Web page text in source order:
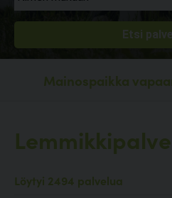
Mainospaikka
Löytyi 2494 palvelua